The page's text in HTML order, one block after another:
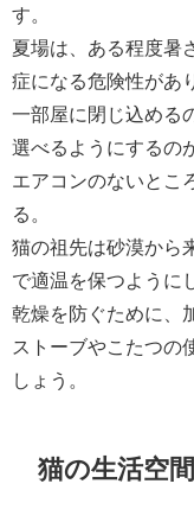
す。
夏場は、ある程度暑
症になる危険性があ
一部屋に閉じ込める
選べるようにするの
エアコンのないとこ
る。
猫の祖先は砂漠から
で適温を保つように
乾燥を防ぐために、
ストーブやこたつの
しょう。
猫の生活空間